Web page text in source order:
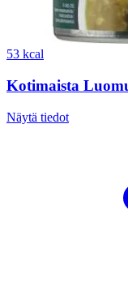
53 kcal
Kotimaista
Näytä tiedot